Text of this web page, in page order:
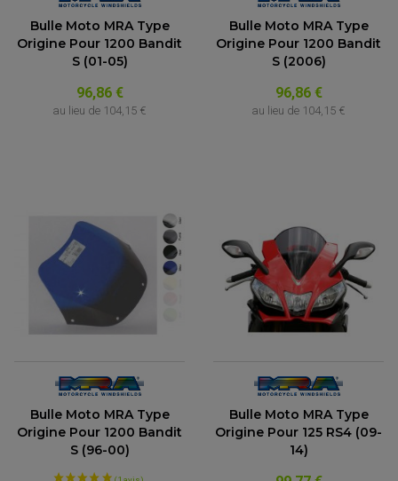
Bulle Moto MRA Type
Origine Pour 1200 Bandit
S (01-05)
96,86 €
au lieu de 104,15 €
Bulle Moto MRA Type
Origine Pour 1200 Bandit
S (2006)
96,86 €
au lieu de 104,15 €
Bulle Moto MRA Type
Origine Pour 1200 Bandit
S (96-00)
Bulle Moto MRA Type
Origine Pour 125 RS4 (09-
14)